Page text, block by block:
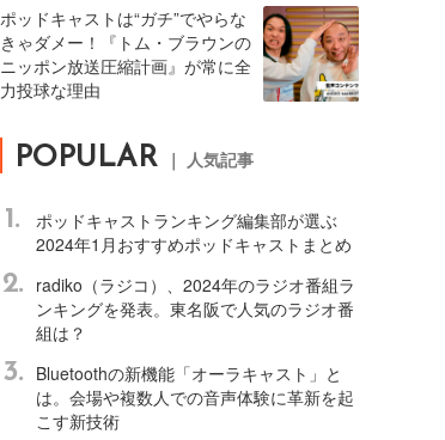
ポッドキャストは“ガチ”でやらな
きゃダメー！『トム・ブラウンの
ニッポン放送圧縮計画』が常に全
力投球な理由
POPULAR ｜ 人気記事
1.
ポッドキャストランキング編集部が選ぶ
2024年1月おすすめポッドキャストまとめ
2.
radiko（ラジコ）、2024年のラジオ番組ラ
ンキングを発表。東名阪で人気のラジオ番
組は？
3.
Bluetoothの新機能「オーラキャスト」と
は。会場や複数人での音声体験に革新を起
こす新技術